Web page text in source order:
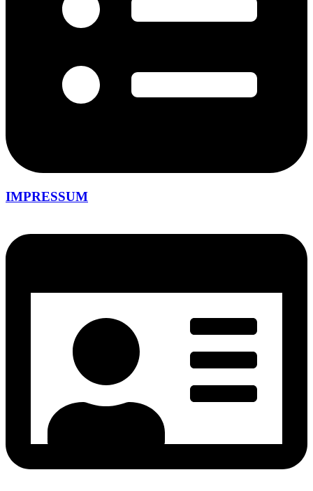
IMPRESSUM